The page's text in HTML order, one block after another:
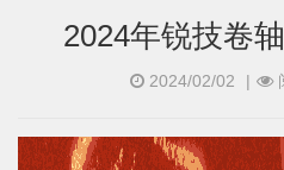
2024年锐技卷
2024/02/02 |